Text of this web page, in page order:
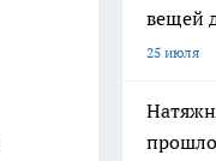
вещей
25 июля